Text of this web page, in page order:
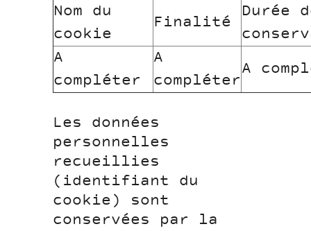
Nom du
cookie
Finalité
Durée
A
compléter
A
compléter
A
Les données
personnelles
recueillies
(identifiant du
cookie) sont
conservées par la